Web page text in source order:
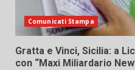
Comunicati Stampa
Gratta e Vinci, Sicilia: a
con “Maxi Miliardario